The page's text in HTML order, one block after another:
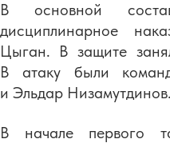
В основной
дисциплинарное
Цыган. В защите
В атаку были
и Эльдар Низамутдинов.
В начале первого